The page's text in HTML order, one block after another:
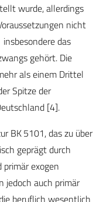
wurde, allerdings
nicht
das
gehört. Die
als einem Drittel
Spitze der
[4].
BK 5101, das zu über
geprägt durch
exogen
jedoch auch primär
beruflich wesentlich